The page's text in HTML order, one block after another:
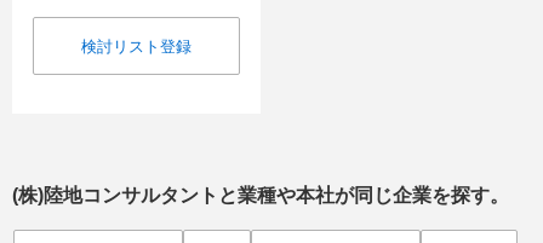
検討リスト登録
(株)陸地コンサルタント と業種や本社が同じ企業を探す。